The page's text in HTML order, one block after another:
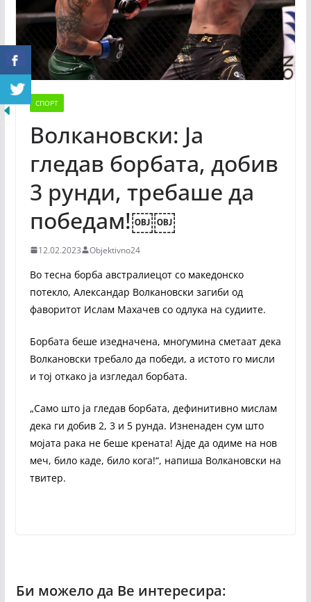
СПОРТ
Волкановски: Ја
гледав борбата, добив
3 рунди, требаше да
победам!￼￼
12.02.2023 Objektivno24
Во тесна борба австралиецот со македонско
потекло, Александар Волкановски загиби од
фаворитот Ислам Махачев со одлука на судиите.
Борбата беше изедначена, многумина сметаат дека
Волкановски требало да победи, а истото го мисли
и тој откако ја изгледал борбата.
„Само што ја гледав борбата, дефинитивно мислам
дека ги добив 2, 3 и 5 рунда. Изненаден сум што
мојата рака не беше крената! Ајде да одиме на нов
меч, било каде, било кога!“, напиша Волкановски на
твитер.